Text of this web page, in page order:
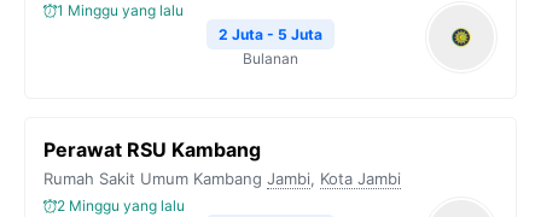
1 Minggu yang lalu
2 Juta - 5 Juta
Bulanan
Perawat RSU Kambang
Rumah Sakit Umum Kambang Jambi, Kota Jambi
2 Minggu yang lalu